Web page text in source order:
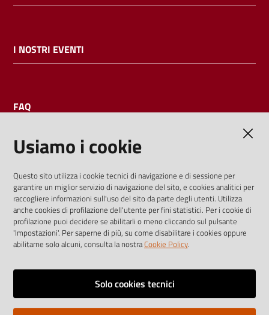
I NOSTRI EVENTI
FAQ
I dati personali pubblicati sono riutilizzabili solo alle condizioni
previste dalla direttiva comunitaria 2003/98/CE e dal d.lgs.
36/2006
Vai alla pagina
Note legali
Usiamo i cookie
Questo sito utilizza i cookie tecnici di navigazione e di sessione per
garantire un miglior servizio di navigazione del sito, e cookies analitici per
raccogliere informazioni sull'uso del sito da parte degli utenti. Utilizza
anche cookies di profilazione dell'utente per fini statistici. Per i cookie di
profilazione puoi decidere se abilitarli o meno cliccando sul pulsante
'Impostazioni'. Per saperne di più, su come disabilitare i cookies oppure
abilitarne solo alcuni, consulta la nostraCookie Policy.
Solo cookies tecnici